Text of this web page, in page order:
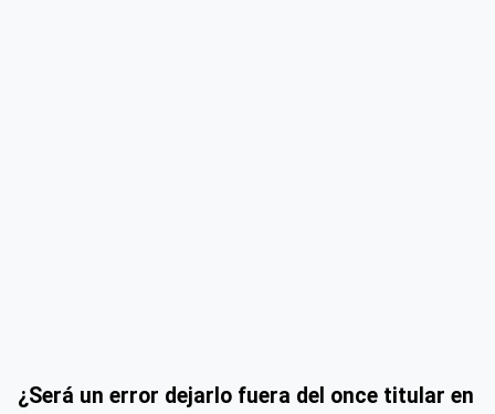
¿Será un error dejarlo fuera del once titular en